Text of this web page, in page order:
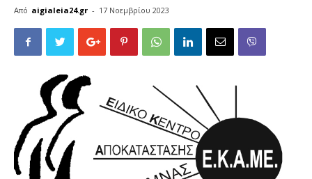
Από aigialeia24.gr - 17 Νοεμβρίου 2023